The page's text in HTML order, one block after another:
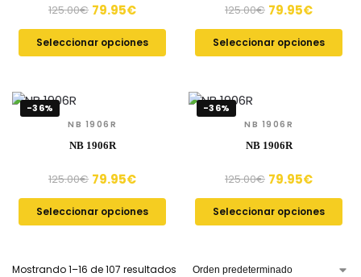
125.00€ 79.95€
Seleccionar opciones
125.00€ 79.95€
Seleccionar opciones
-36%
NB 1906R
NB 1906R
125.00€ 79.95€
Seleccionar opciones
-36%
NB 1906R
NB 1906R
125.00€ 79.95€
Seleccionar opciones
Mostrando 1–16 de 107 resultados